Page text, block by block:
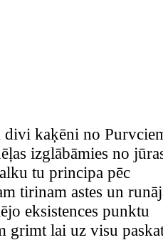
divi kaķēni no
izglābāmies no
tu principa pēc
tirinam astes un
eksistences punktu
grimt lai uz visu